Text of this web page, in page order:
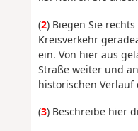
(2) Biegen Sie
Kreisverkehr
ein. Von hier aus
Straße weiter und
historischen Verlauf
(3) Beschreibe hier